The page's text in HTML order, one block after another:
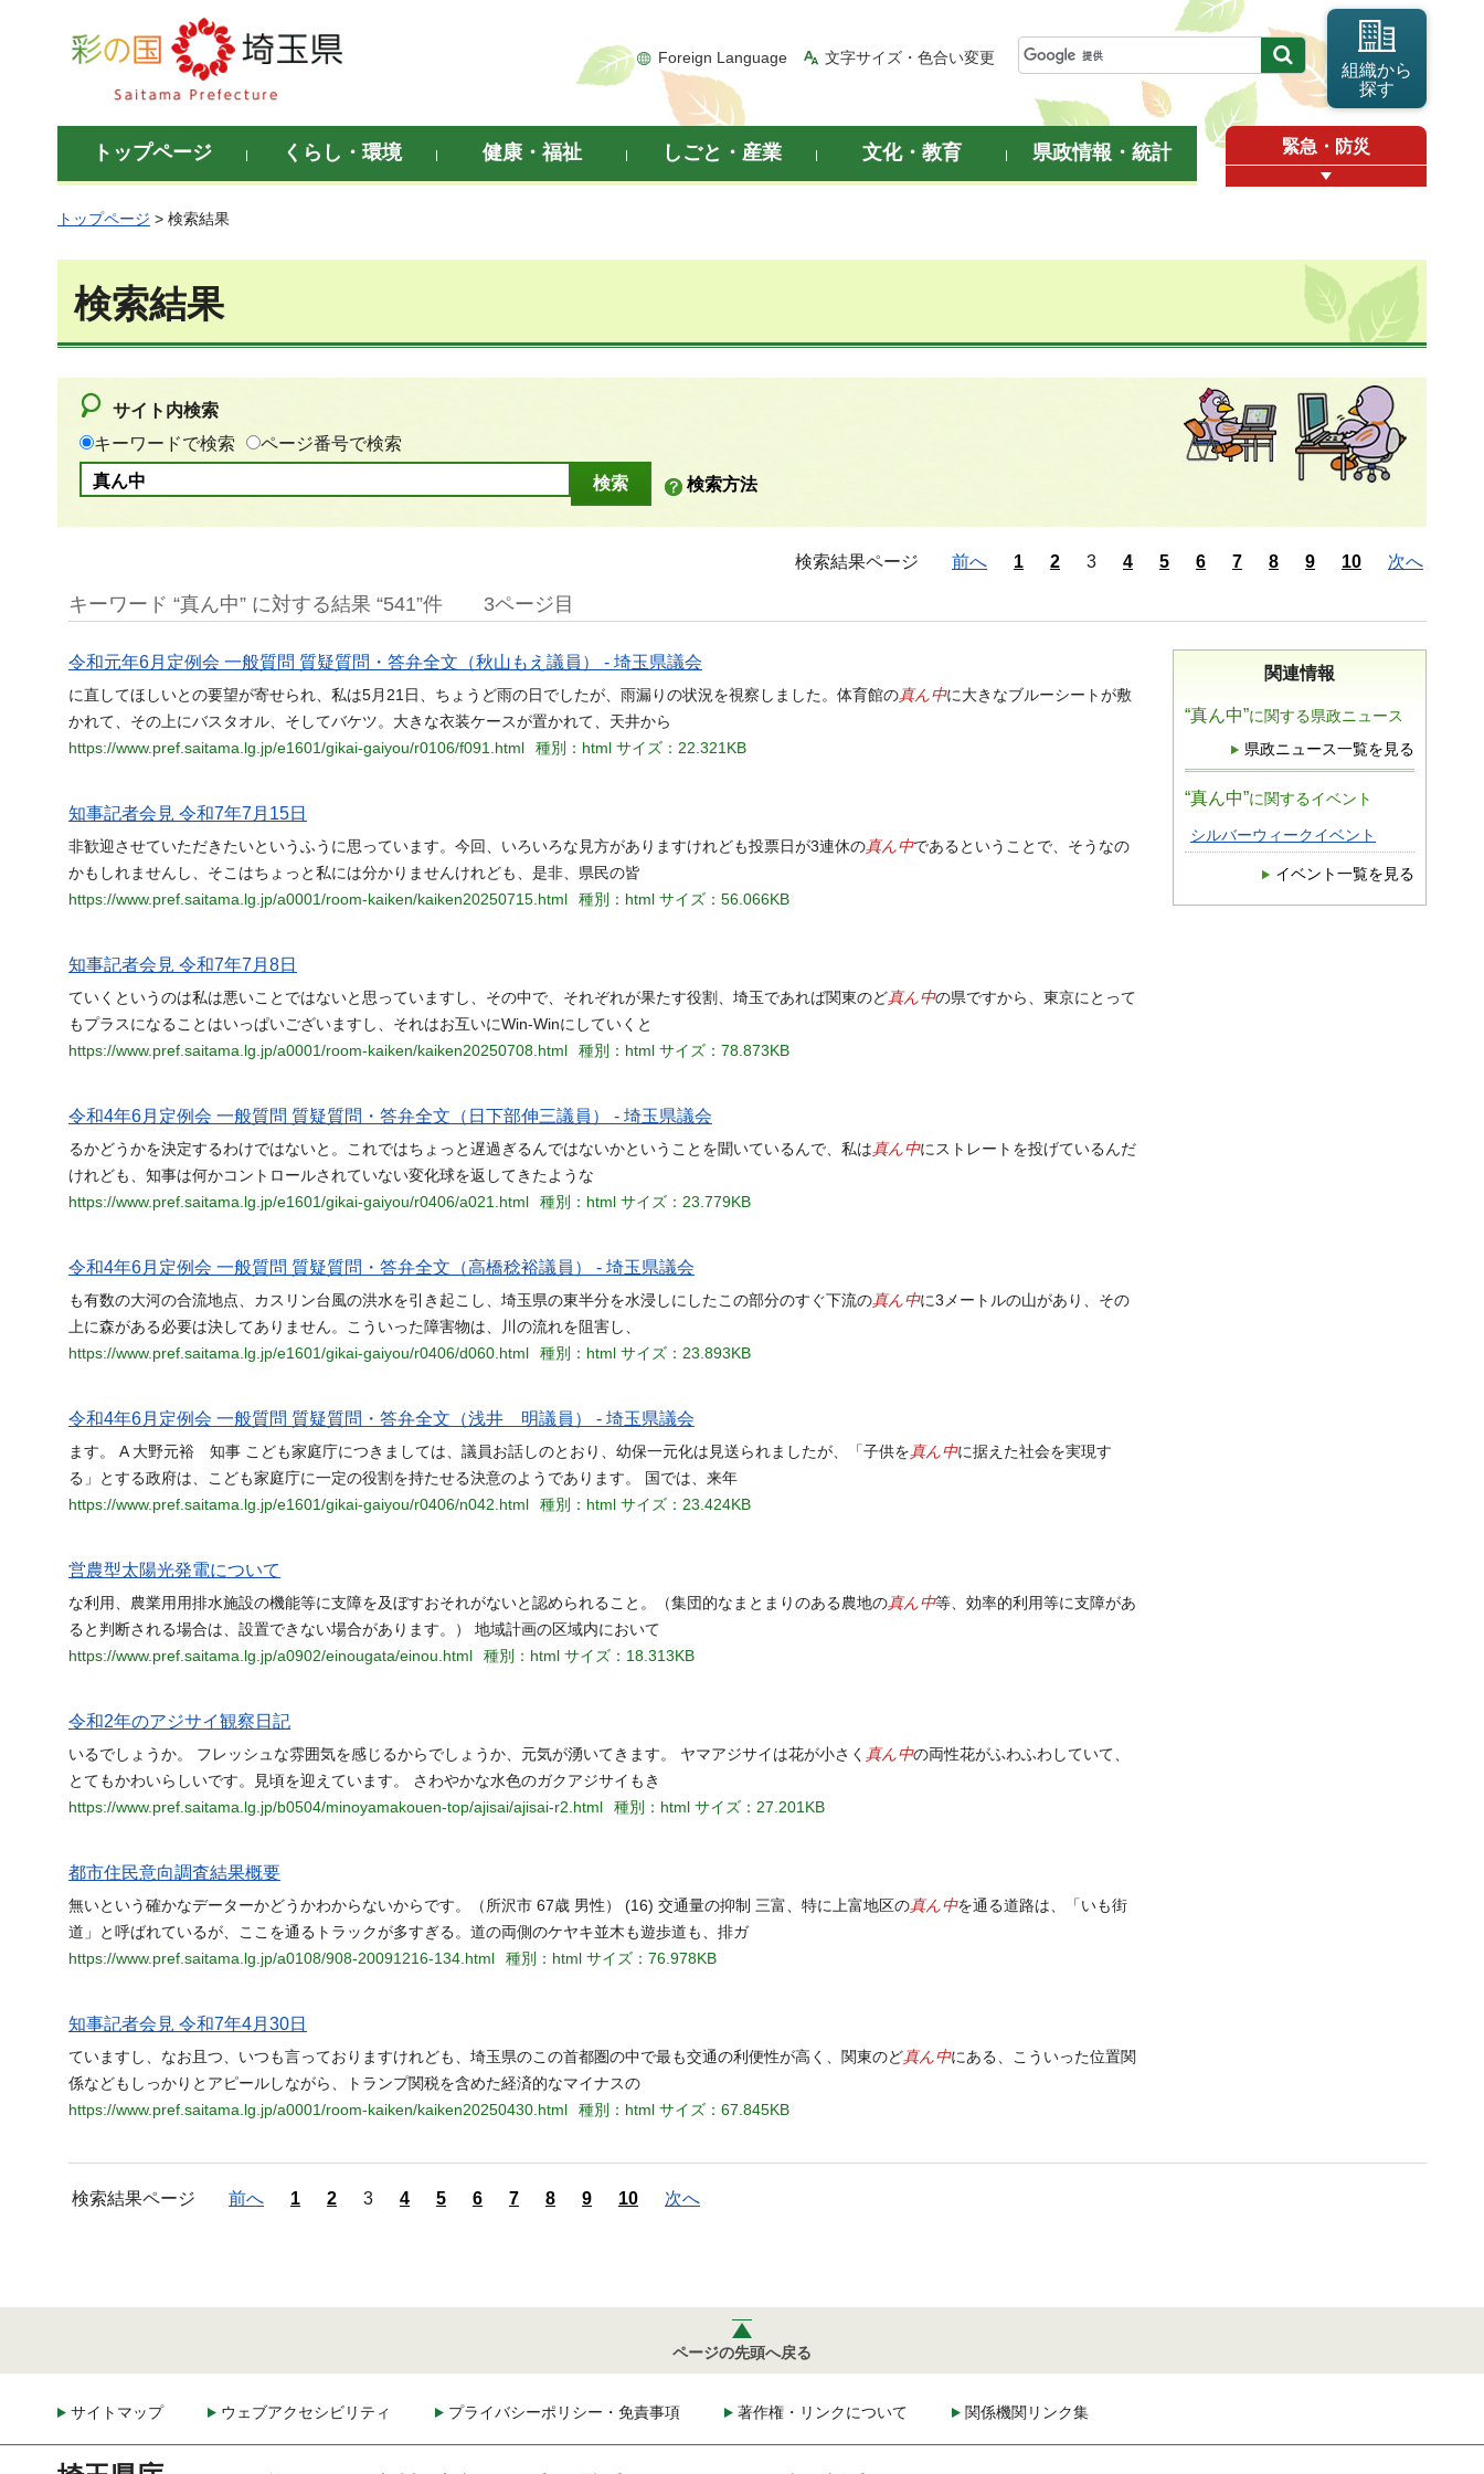
彩の国 埼玉県
Foreign Language 文字サイズ・色合い変更
組織から
探す
トップページ くらし・環境 健康・福祉 しごと・産業 文化・教育 県政情報・統計 緊急・防災
トップページ > 検索結果
検索結果
サイト内検索
キーワードで検索
ページ番号で検索
検索方法
検索結果ページ 前へ 1 2 3 4 5 6 7 8 9 10 次へ
キーワード “真ん中” に対する結果 “541”件 3ページ目
関連情報
“真ん中”に関する県政ニュース
県政ニュース一覧を見る
“真ん中”に関するイベント
シルバーウィークイベント
イベント一覧を見る
令和元年6月定例会 一般質問 質疑質問・答弁全文（秋山もえ議員） - 埼玉県議会
に直してほしいとの要望が寄せられ、私は5月21日、ちょうど雨の日でしたが、雨漏りの状況を視察しました。体育館の真ん中に大きなブルーシートが敷
かれて、その上にバスタオル、そしてバケツ。大きな衣装ケースが置かれて、天井から
https://www.pref.saitama.lg.jp/e1601/gikai-gaiyou/r0106/f091.html
種別：html サイズ：22.321KB
知事記者会見 令和7年7月15日
非歓迎させていただきたいというふうに思っています。今回、いろいろな見方がありますけれども投票日が3連休の真ん中であるということで、そうなの
かもしれませんし、そこはちょっと私には分かりませんけれども、是非、県民の皆
https://www.pref.saitama.lg.jp/a0001/room-kaiken/kaiken20250715.html
種別：html サイズ：56.066KB
知事記者会見 令和7年7月8日
ていくというのは私は悪いことではないと思っていますし、その中で、それぞれが果たす役割、埼玉であれば関東のど真ん中の県ですから、東京にとって
もプラスになることはいっぱいございますし、それはお互いにWin-Winにしていくと
https://www.pref.saitama.lg.jp/a0001/room-kaiken/kaiken20250708.html
種別：html サイズ：78.873KB
令和4年6月定例会 一般質問 質疑質問・答弁全文（日下部伸三議員） - 埼玉県議会
るかどうかを決定するわけではないと。これではちょっと遅過ぎるんではないかということを聞いているんで、私は真ん中にストレートを投げているんだ
けれども、知事は何かコントロールされていない変化球を返してきたような
https://www.pref.saitama.lg.jp/e1601/gikai-gaiyou/r0406/a021.html
種別：html サイズ：23.779KB
令和4年6月定例会 一般質問 質疑質問・答弁全文（高橋稔裕議員） - 埼玉県議会
も有数の大河の合流地点、カスリン台風の洪水を引き起こし、埼玉県の東半分を水浸しにしたこの部分のすぐ下流の真ん中に3メートルの山があり、その
上に森がある必要は決してありません。こういった障害物は、川の流れを阻害し、
https://www.pref.saitama.lg.jp/e1601/gikai-gaiyou/r0406/d060.html
種別：html サイズ：23.893KB
令和4年6月定例会 一般質問 質疑質問・答弁全文（浅井 明議員） - 埼玉県議会
ます。 A 大野元裕 知事 こども家庭庁につきましては、議員お話しのとおり、幼保一元化は見送られましたが、「子供を真ん中に据えた社会を実現す
る」とする政府は、こども家庭庁に一定の役割を持たせる決意のようであります。 国では、来年
https://www.pref.saitama.lg.jp/e1601/gikai-gaiyou/r0406/n042.html
種別：html サイズ：23.424KB
営農型太陽光発電について
な利用、農業用用排水施設の機能等に支障を及ぼすおそれがないと認められること。（集団的なまとまりのある農地の真ん中等、効率的利用等に支障があ
ると判断される場合は、設置できない場合があります。） 地域計画の区域内において
https://www.pref.saitama.lg.jp/a0902/einougata/einou.html
種別：html サイズ：18.313KB
令和2年のアジサイ観察日記
いるでしょうか。 フレッシュな雰囲気を感じるからでしょうか、元気が湧いてきます。 ヤマアジサイは花が小さく 真ん中の両性花がふわふわしていて、
とてもかわいらしいです。見頃を迎えています。 さわやかな水色のガクアジサイもき
https://www.pref.saitama.lg.jp/b0504/minoyamakouen-top/ajisai/ajisai-r2.html
種別：html サイズ：27.201KB
都市住民意向調査結果概要
無いという確かなデーターかどうかわからないからです。（所沢市 67歳 男性） (16) 交通量の抑制 三富、特に上富地区の真ん中を通る道路は、「いも街
道」と呼ばれているが、ここを通るトラックが多すぎる。道の両側のケヤキ並木も遊歩道も、排ガ
https://www.pref.saitama.lg.jp/a0108/908-20091216-134.html
種別：html サイズ：76.978KB
知事記者会見 令和7年4月30日
ていますし、なお且つ、いつも言っておりますけれども、埼玉県のこの首都圏の中で最も交通の利便性が高く、関東のど真ん中にある、こういった位置関
係などもしっかりとアピールしながら、トランプ関税を含めた経済的なマイナスの
https://www.pref.saitama.lg.jp/a0001/room-kaiken/kaiken20250430.html
種別：html サイズ：67.845KB
検索結果ページ 前へ 1 2 3 4 5 6 7 8 9 10 次へ
ページの先頭へ戻る
サイトマップ ウェブアクセシビリティ プライバシーポリシー・免責事項 著作権・リンクについて 関係機関リンク集